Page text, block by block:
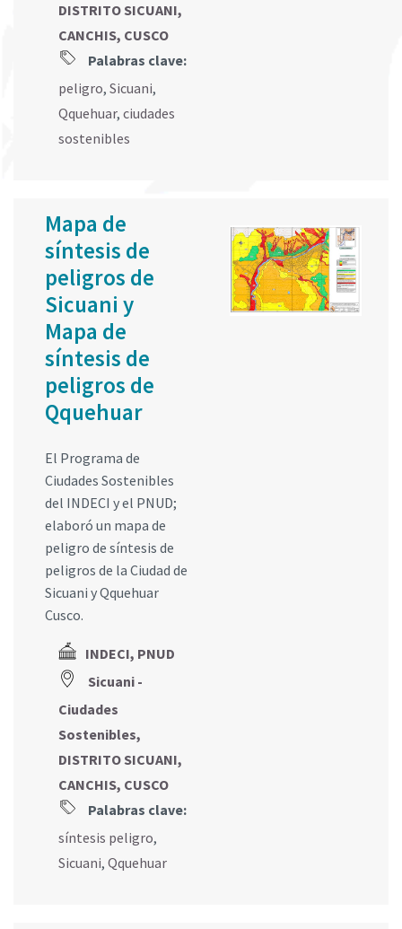
DISTRITO SICUANI,
CANCHIS, CUSCO
Palabras clave:
peligro, Sicuani,
Qquehuar, ciudades
sostenibles
Mapa de
síntesis de
peligros de
Sicuani y
Mapa de
síntesis de
peligros de
Qquehuar
El Programa de
Ciudades Sostenibles
del INDECI y el PNUD;
elaboró un mapa de
peligro de síntesis de
peligros de la Ciudad de
Sicuani y Qquehuar
Cusco.
INDECI, PNUD
Sicuani -
Ciudades
Sostenibles,
DISTRITO SICUANI,
CANCHIS, CUSCO
Palabras clave:
síntesis peligro,
Sicuani, Qquehuar